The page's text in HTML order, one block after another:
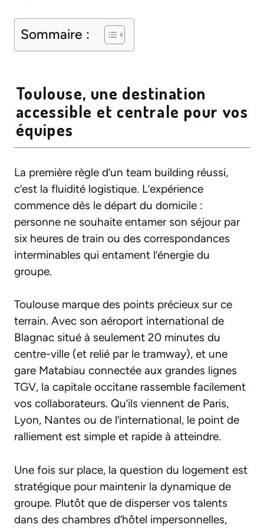
Sommaire :
Toulouse, une destination
accessible et centrale pour vos
équipes
La première règle d’un team building réussi,
c’est la fluidité logistique. L’expérience
commence dès le départ du domicile :
personne ne souhaite entamer son séjour par
six heures de train ou des correspondances
interminables qui entament l’énergie du
groupe.
Toulouse marque des points précieux sur ce
terrain. Avec son aéroport international de
Blagnac situé à seulement 20 minutes du
centre-ville (et relié par le tramway), et une
gare Matabiau connectée aux grandes lignes
TGV, la capitale occitane rassemble facilement
vos collaborateurs. Qu’ils viennent de Paris,
Lyon, Nantes ou de l’international, le point de
ralliement est simple et rapide à atteindre.
Une fois sur place, la question du logement est
stratégique pour maintenir la dynamique de
groupe. Plutôt que de disperser vos talents
dans des chambres d’hôtel impersonnelles,